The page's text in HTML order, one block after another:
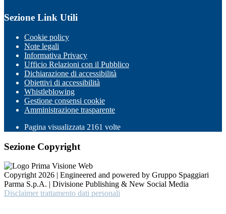
Sezione Link Utili
Cookie policy
Note legali
Informativa Privacy
Ufficio Relazioni con il Pubblico
Dichiarazione di accessibilità
Obiettivi di accessibilità
Whistleblowing
Gestione consensi cookie
Amministrazione trasparente
Pagina visualizzata 2161 volte
Sezione Copyright
Copyright 2026 | Engineered and powered by Gruppo Spaggiari
Parma S.p.A. | Divisione Publishing & New Social Media
Disclaimer trattamento dati personali